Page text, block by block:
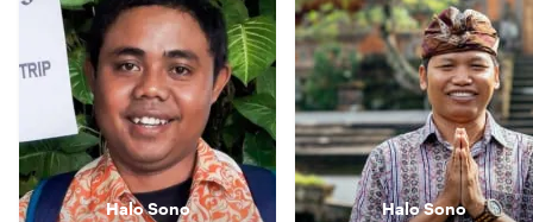
HaloSono HaloSono